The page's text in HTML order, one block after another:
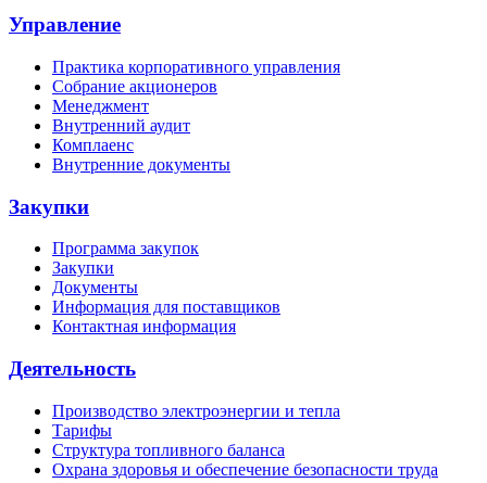
Управление
Практика корпоративного управления
Собрание акционеров
Менеджмент
Внутренний аудит
Комплаенс
Внутренние документы
Закупки
Программа закупок
Закупки
Документы
Информация для поставщиков
Контактная информация
Деятельность
Производство электроэнергии и тепла
Тарифы
Структура топливного баланса
Охрана здоровья и обеспечение безопасности труда